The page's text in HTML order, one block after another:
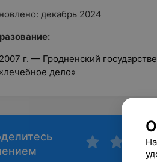
декабрь 2024
2007 г. — Гродненский
«лечебное дело»